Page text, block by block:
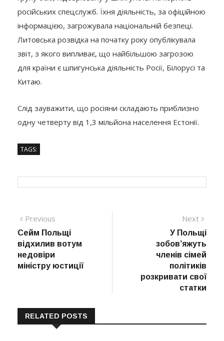
російських спецслужб. Їхня діяльність, за офіційною
інформацією, загрожувала національній безпеці.
Литовська розвідка на початку року опублікувала
звіт, з якого випливає, що найбільшою загрозою
для країни є шпигунська діяльність Росії, Білорусі та
Китаю.
Слід зауважити, що росіяни складають приблизно
одну четверту від 1,3 мільйона населення Естонії.
TAGS:
Навігація
записів
Previous
post:
Сейм Польщі
відхилив вотум
недовіри
міністру юстиції
Next
post:
У Польщі
зобов’яжуть
членів сімей
політиків
розкривати свої
статки
RELATED POSTS